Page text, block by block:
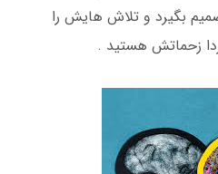
بگیرد و تلاش هایش را
زحماتش هستید .